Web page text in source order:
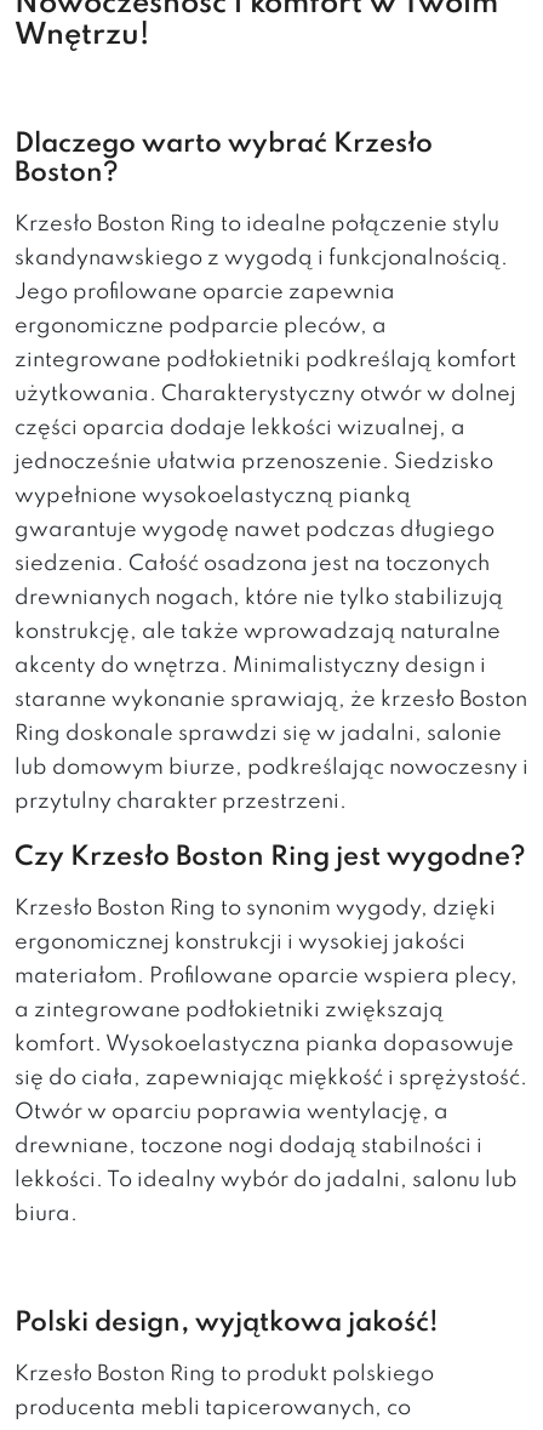
Wnętrzu!
Dlaczego warto wybrać Krzesło
Boston?
Krzesło Boston Ring to idealne połączenie stylu
skandynawskiego z wygodą i funkcjonalnością.
Jego profilowane oparcie zapewnia
ergonomiczne podparcie pleców, a
zintegrowane podłokietniki podkreślają komfort
użytkowania. Charakterystyczny otwór w dolnej
części oparcia dodaje lekkości wizualnej, a
jednocześnie ułatwia przenoszenie. Siedzisko
wypełnione wysokoelastyczną pianką
gwarantuje wygodę nawet podczas długiego
siedzenia. Całość osadzona jest na toczonych
drewnianych nogach, które nie tylko stabilizują
konstrukcję, ale także wprowadzają naturalne
akcenty do wnętrza. Minimalistyczny design i
staranne wykonanie sprawiają, że krzesło Boston
Ring doskonale sprawdzi się w jadalni, salonie
lub domowym biurze, podkreślając nowoczesny i
przytulny charakter przestrzeni.
Czy Krzesło Boston Ring jest wygodne?
Krzesło Boston Ring to synonim wygody, dzięki
ergonomicznej konstrukcji i wysokiej jakości
materiałom. Profilowane oparcie wspiera plecy,
a zintegrowane podłokietniki zwiększają
komfort. Wysokoelastyczna pianka dopasowuje
się do ciała, zapewniając miękkość i sprężystość.
Otwór w oparciu poprawia wentylację, a
drewniane, toczone nogi dodają stabilności i
lekkości. To idealny wybór do jadalni, salonu lub
biura.
Polski design, wyjątkowa jakość!
Krzesło Boston Ring to produkt polskiego
producenta mebli tapicerowanych, co